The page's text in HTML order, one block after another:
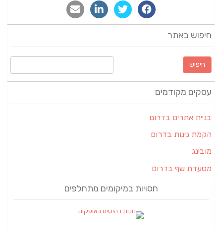
חיפוש באתר
חיפוש:
עסקים מקודמים
בניית אתרים בדרום
הקמת גינות בדרום
מובינג
מסעדת שף בדרום
חסויות במיקומים מתחלפים